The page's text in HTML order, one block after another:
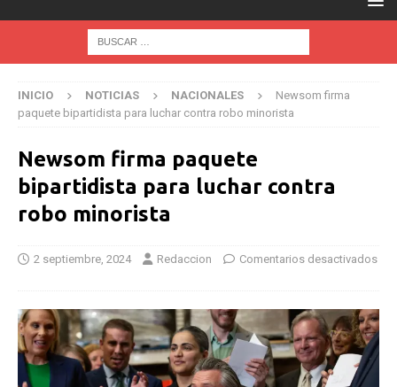
INICIO NOTICIAS NACIONALES
Newsom firma
paquete bipartidista para luchar contra robo minorista
Newsom firma paquete
bipartidista para luchar contra
robo minorista
2 septiembre, 2024 Redaccion Comentarios desactivados